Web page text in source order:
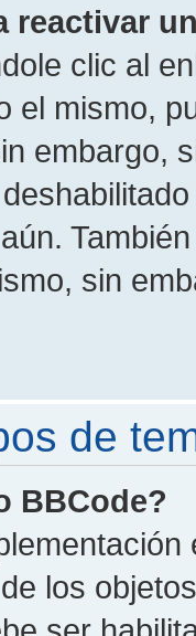
reactivar
clic al
el mismo,
embargo,
sin
de
BBCode?
los